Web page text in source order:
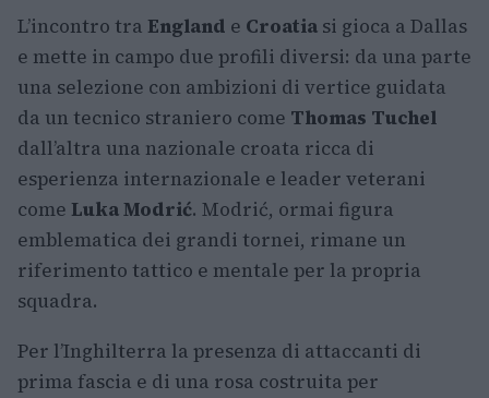
L’incontro tra England e Croatia si gioca a Dallas
e mette in campo due profili diversi: da una parte
una selezione con ambizioni di vertice guidata
da un tecnico straniero come Thomas Tuchel
dall’altra una nazionale croata ricca di
esperienza internazionale e leader veterani
come Luka Modrić. Modrić, ormai figura
emblematica dei grandi tornei, rimane un
riferimento tattico e mentale per la propria
squadra.
Per l’Inghilterra la presenza di attaccanti di
prima fascia e di una rosa costruita per